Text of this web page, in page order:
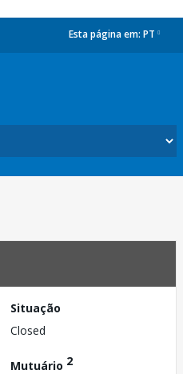
Esta página em: PT
Situação
Closed
Mutuário 2